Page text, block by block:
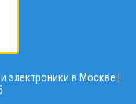
электроники в Москве |